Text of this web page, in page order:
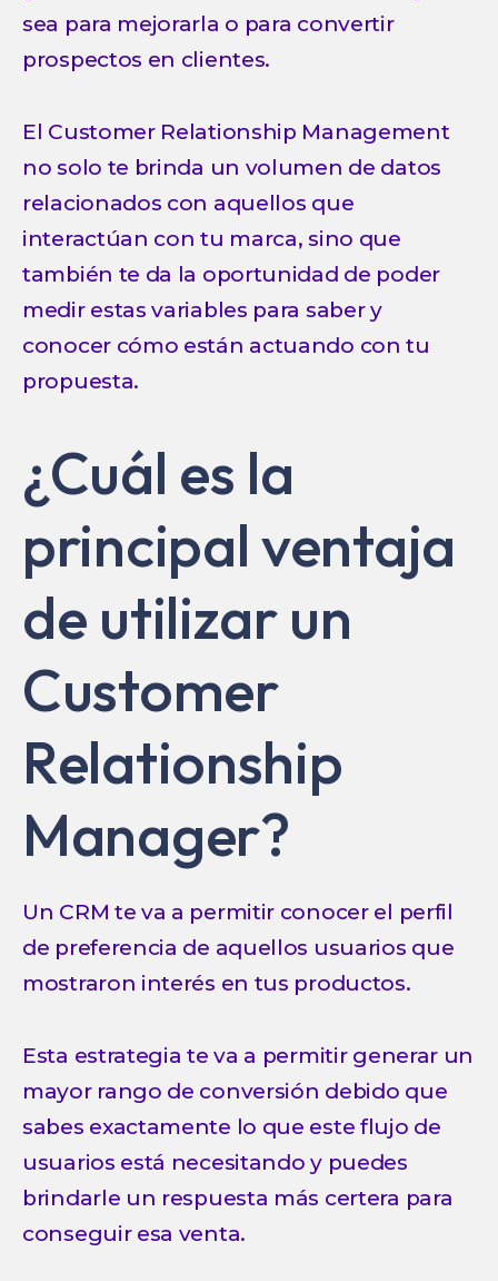
sea para mejorarla o para convertir
prospectos en clientes.
El Customer Relationship Management
no solo te brinda un volumen de datos
relacionados con aquellos que
interactúan con tu marca, sino que
también te da la oportunidad de poder
medir estas variables para saber y
conocer cómo están actuando con tu
propuesta.
¿Cuál es la
principal ventaja
de utilizar un
Customer
Relationship
Manager?
Un CRM te va a permitir conocer el perfil
de preferencia de aquellos usuarios que
mostraron interés en tus productos.
Esta estrategia te va a permitir generar un
mayor rango de conversión debido que
sabes exactamente lo que este flujo de
usuarios está necesitando y puedes
brindarle un respuesta más certera para
conseguir esa venta.